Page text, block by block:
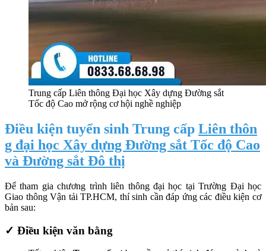
Trung cấp Liên thông Đại học Xây dựng Đường sắt
Tốc độ Cao mở rộng cơ hội nghề nghiệp
Điều kiện tuyển sinh Trung cấp Liên thôn
g đại học Xây dựng Đường sắt Tốc độ Cao
và Đường sắt Đô thị
Để tham gia chương trình liên thông đại học tại Trường Đại học
Giao thông Vận tải TP.HCM, thí sinh cần đáp ứng các điều kiện cơ
bản sau:
✓ Điều kiện văn bằng